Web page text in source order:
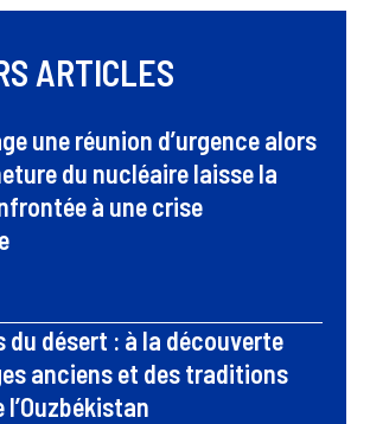
ARTICLES
une réunion d’urgence alors
du nucléaire laisse la
à une crise
du désert : à la découverte
anciens et des traditions